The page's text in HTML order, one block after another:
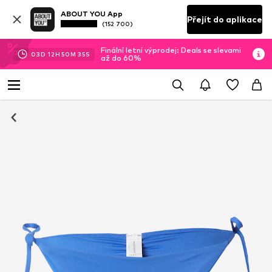
ABOUT YOU App
(152 700) Přejít do aplikace
03D 12H 50M 35S
Finální letní výprodej: Deals se slevami
až do 60%